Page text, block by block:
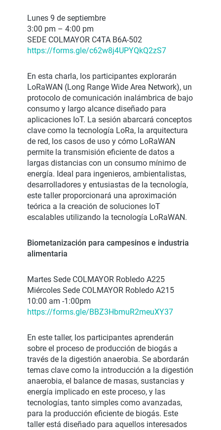
Lunes 9 de septiembre
3:00 pm – 4:00 pm
SEDE COLMAYOR C4TA B6A-502
https://forms.gle/c62w8j4UPYQkQ2zS7
En esta charla, los participantes explorarán
LoRaWAN (Long Range Wide Area Network), un
protocolo de comunicación inalámbrica de bajo
consumo y largo alcance diseñado para
aplicaciones IoT. La sesión abarcará conceptos
clave como la tecnología LoRa, la arquitectura
de red, los casos de uso y cómo LoRaWAN
permite la transmisión eficiente de datos a
largas distancias con un consumo mínimo de
energía. Ideal para ingenieros, ambientalistas,
desarrolladores y entusiastas de la tecnología,
este taller proporcionará una aproximación
teórica a la creación de soluciones IoT
escalables utilizando la tecnología LoRaWAN.
Biometanización para campesinos e industria
alimentaria
Martes Sede COLMAYOR Robledo A225
Miércoles Sede COLMAYOR Robledo A215
10:00 am -1:00pm
https://forms.gle/BBZ3HbmuR2meuXY37
En este taller, los participantes aprenderán
sobre el proceso de producción de biogás a
través de la digestión anaerobia. Se abordarán
temas clave como la introducción a la digestión
anaerobia, el balance de masas, sustancias y
energía implicado en este proceso, y las
tecnologías, tanto simples como avanzadas,
para la producción eficiente de biogás. Este
taller está diseñado para aquellos interesados